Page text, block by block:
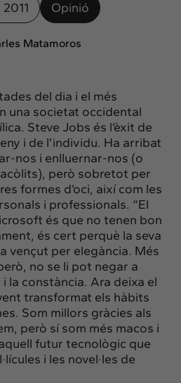
+34 934 157 662
Opinió
Matamoros
del dia i el més
una societat occidental
Steve Jobs és l’èxit de
i de l’individu. Ha arribat
nos i enlluernar-nos (o
però sobretot per
formes d’oci, així com les
i professionals. “El
és que no tenen bon
és cert perquè la seva
vençut per elegància. Més
no se li pot negar a
i la constància. Ara deixa el
transformat els hàbits
Som millors gràcies als
però sí som més macos i
futur tecnològic que
i les novel·les de